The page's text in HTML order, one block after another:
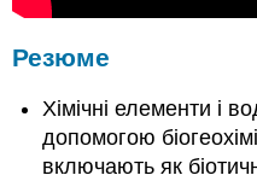
Резюме
Хімічні елементи і
допомогою
включають як